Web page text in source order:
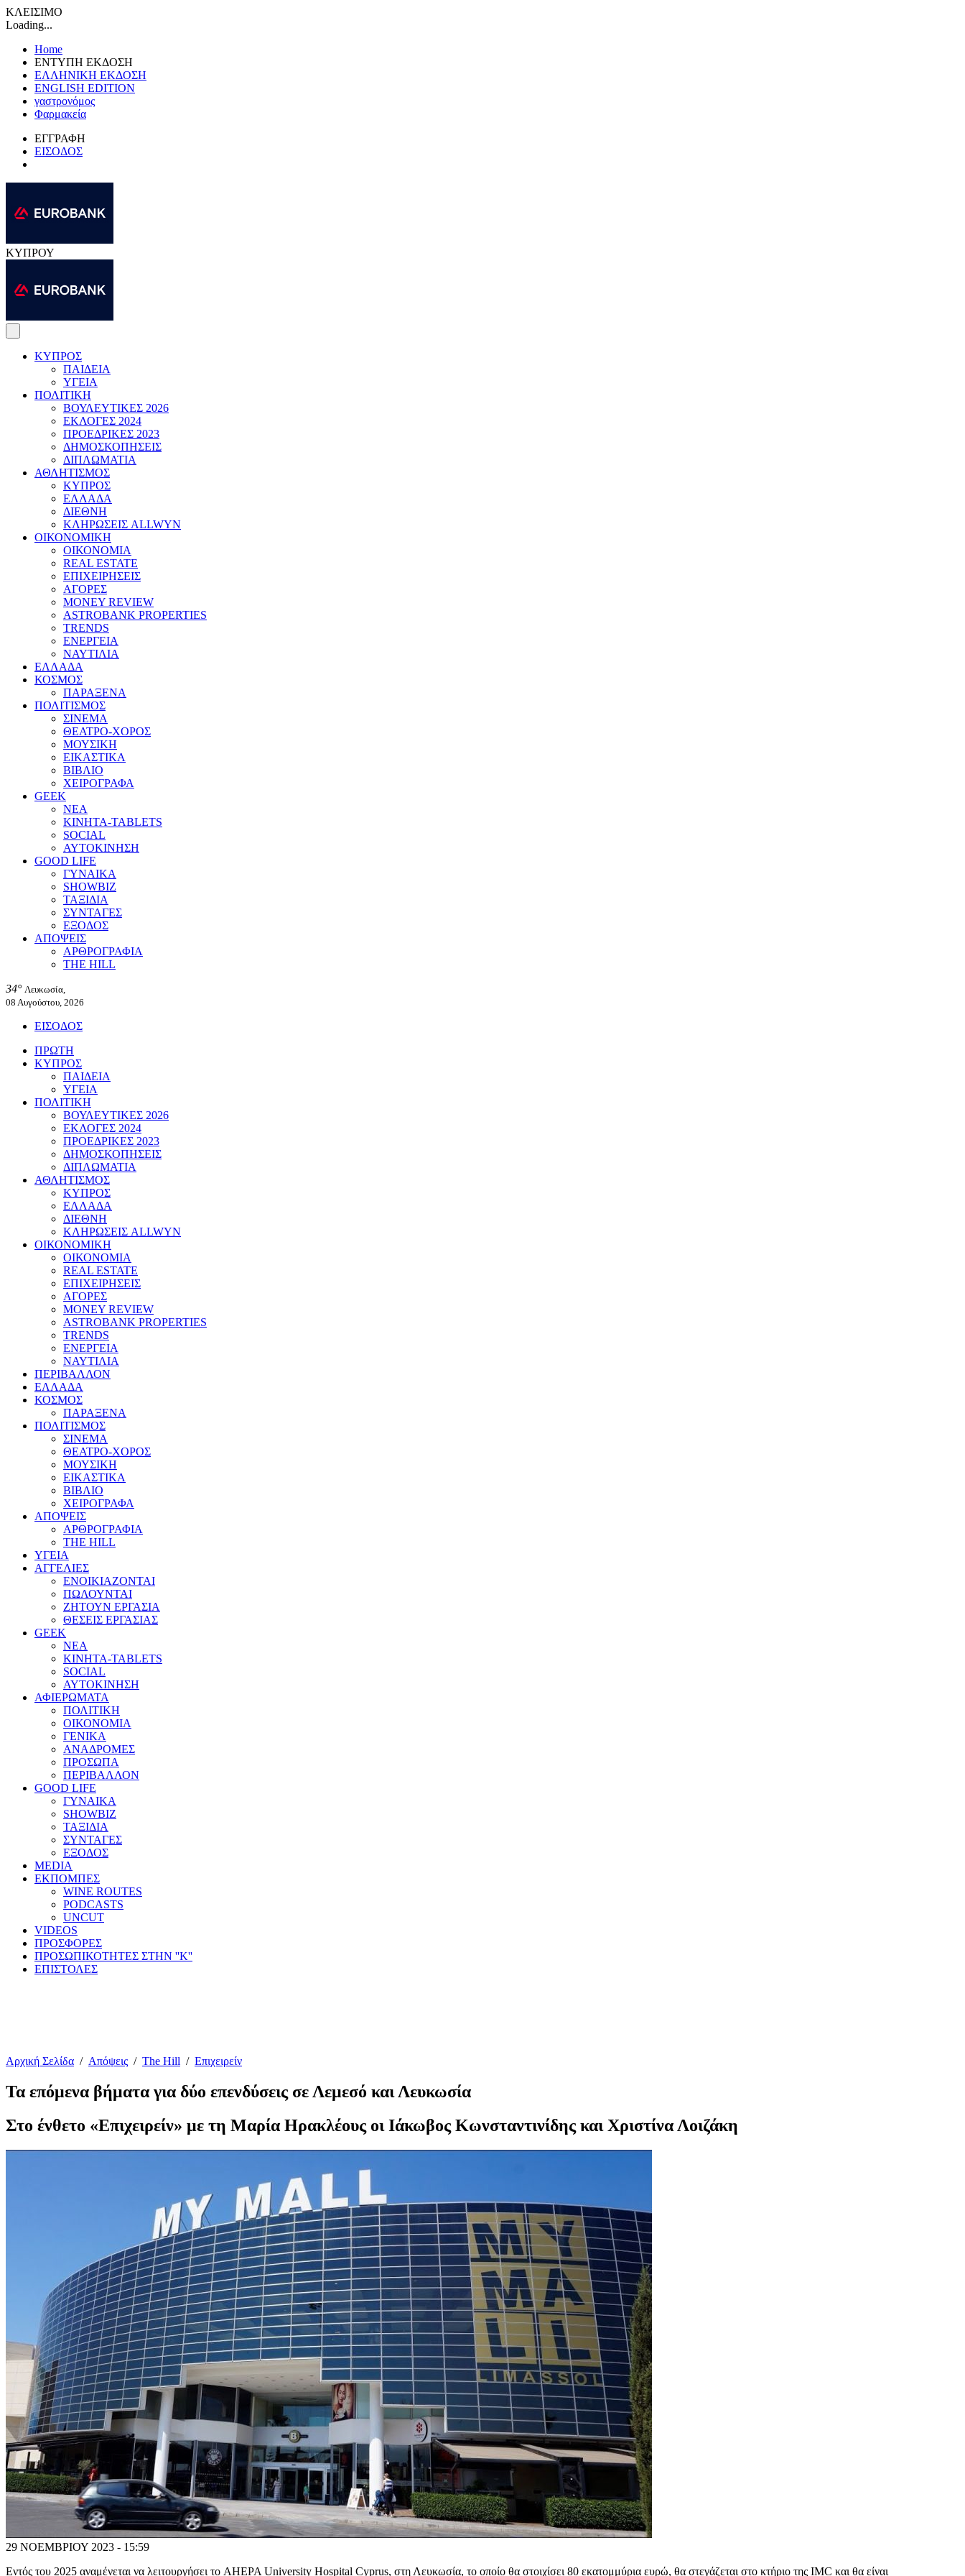
ΚΛΕΙΣΙΜΟ
Loading...
Home
ΕΝΤΥΠΗ ΕΚΔΟΣΗ
ΕΛΛΗΝΙΚΗ ΕΚΔΟΣΗ
ENGLISH EDITION
γαστρονόμος
Φαρμακεία
ΕΓΓΡΑΦΗ
ΕΙΣΟΔΟΣ
ΚΥΠΡΟΥ
ΚΥΠΡΟΣ
ΠΑΙΔΕΙΑ
ΥΓΕΙΑ
ΠΟΛΙΤΙΚΗ
ΒΟΥΛΕΥΤΙΚΕΣ 2026
ΕΚΛΟΓΕΣ 2024
ΠΡΟΕΔΡΙΚΕΣ 2023
ΔΗΜΟΣΚΟΠΗΣΕΙΣ
ΔΙΠΛΩΜΑΤΙΑ
ΑΘΛΗΤΙΣΜΟΣ
ΚΥΠΡΟΣ
ΕΛΛΑΔΑ
ΔΙΕΘΝΗ
ΚΛΗΡΩΣΕΙΣ ALLWYN
ΟΙΚΟΝΟΜΙΚΗ
ΟΙΚΟΝΟΜΙΑ
REAL ESTATE
ΕΠΙΧΕΙΡΗΣΕΙΣ
ΑΓΟΡΕΣ
MONEY REVIEW
ASTROBANK PROPERTIES
TRENDS
ΕΝΕΡΓΕΙΑ
ΝΑΥΤΙΛΙΑ
ΕΛΛΑΔΑ
ΚΟΣΜΟΣ
ΠΑΡΑΞΕΝΑ
ΠΟΛΙΤΙΣΜΟΣ
ΣΙΝΕΜΑ
ΘΕΑΤΡΟ-ΧΟΡΟΣ
ΜΟΥΣΙΚΗ
ΕΙΚΑΣΤΙΚΑ
ΒΙΒΛΙΟ
ΧΕΙΡΟΓΡΑΦΑ
GEEK
ΝΕΑ
ΚΙΝΗΤΑ-TABLETS
SOCIAL
ΑΥΤΟΚΙΝΗΣΗ
GOOD LIFE
ΓΥΝΑΙΚΑ
SHOWBIZ
ΤΑΞΙΔΙΑ
ΣΥΝΤΑΓΕΣ
ΕΞΟΔΟΣ
ΑΠΟΨΕΙΣ
ΑΡΘΡΟΓΡΑΦΙΑ
THE HILL
34° Λευκωσία,
08 Αυγούστου, 2026
ΕΙΣΟΔΟΣ
ΠΡΩΤΗ
ΚΥΠΡΟΣ
ΠΑΙΔΕΙΑ
ΥΓΕΙΑ
ΠΟΛΙΤΙΚΗ
ΒΟΥΛΕΥΤΙΚΕΣ 2026
ΕΚΛΟΓΕΣ 2024
ΠΡΟΕΔΡΙΚΕΣ 2023
ΔΗΜΟΣΚΟΠΗΣΕΙΣ
ΔΙΠΛΩΜΑΤΙΑ
ΑΘΛΗΤΙΣΜΟΣ
ΚΥΠΡΟΣ
ΕΛΛΑΔΑ
ΔΙΕΘΝΗ
ΚΛΗΡΩΣΕΙΣ ALLWYN
ΟΙΚΟΝΟΜΙΚΗ
ΟΙΚΟΝΟΜΙΑ
REAL ESTATE
ΕΠΙΧΕΙΡΗΣΕΙΣ
ΑΓΟΡΕΣ
MONEY REVIEW
ASTROBANK PROPERTIES
TRENDS
ΕΝΕΡΓΕΙΑ
ΝΑΥΤΙΛΙΑ
ΠΕΡΙΒΑΛΛΟΝ
ΕΛΛΑΔΑ
ΚΟΣΜΟΣ
ΠΑΡΑΞΕΝΑ
ΠΟΛΙΤΙΣΜΟΣ
ΣΙΝΕΜΑ
ΘΕΑΤΡΟ-ΧΟΡΟΣ
ΜΟΥΣΙΚΗ
ΕΙΚΑΣΤΙΚΑ
ΒΙΒΛΙΟ
ΧΕΙΡΟΓΡΑΦΑ
ΑΠΟΨΕΙΣ
ΑΡΘΡΟΓΡΑΦΙΑ
THE HILL
ΥΓΕΙΑ
ΑΓΓΕΛΙΕΣ
ΕΝΟΙΚΙΑΖΟΝΤΑΙ
ΠΩΛΟΥΝΤΑΙ
ΖΗΤΟΥΝ ΕΡΓΑΣΙΑ
ΘΕΣΕΙΣ ΕΡΓΑΣΙΑΣ
GEEK
ΝΕΑ
ΚΙΝΗΤΑ-TABLETS
SOCIAL
ΑΥΤΟΚΙΝΗΣΗ
ΑΦΙΕΡΩΜΑΤΑ
ΠΟΛΙΤΙΚΗ
ΟΙΚΟΝΟΜΙΑ
ΓΕΝΙΚΑ
ΑΝΑΔΡΟΜΕΣ
ΠΡΟΣΩΠΑ
ΠΕΡΙΒΑΛΛΟΝ
GOOD LIFE
ΓΥΝΑΙΚΑ
SHOWBIZ
ΤΑΞΙΔΙΑ
ΣΥΝΤΑΓΕΣ
ΕΞΟΔΟΣ
MEDIA
ΕΚΠΟΜΠΕΣ
WINE ROUTES
PODCASTS
UNCUT
VIDEOS
ΠΡΟΣΦΟΡΕΣ
ΠΡΟΣΩΠΙΚΟΤΗΤΕΣ ΣΤΗΝ ''Κ''
ΕΠΙΣΤΟΛΕΣ
Αρχική Σελίδα / Απόψεις / The Hill / Επιχειρείν
Τα επόμενα βήματα για δύο επενδύσεις σε Λεμεσό και Λευκωσία
Στο ένθετο «Επιχειρείν» με τη Μαρία Ηρακλέους οι Ιάκωβος Κωνσταντινίδης και Χριστίνα Λοιζάκη
29 ΝΟΕΜΒΡΙΟΥ 2023 - 15:59
Εντός του 2025 αναμένεται να λειτουργήσει το AHEPA University Hospital Cyprus, στη Λευκωσία, το οποίο θα στοιχίσει 80 εκατομμύρια ευρώ, θα στεγάζεται στο κτήριο της IMC και θα είναι